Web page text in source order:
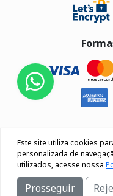
Eletrus
Rua Os 18 do forte,
Este site utiliza cookies
personalizada de
utilizados, acesse nossa
Prosseguir